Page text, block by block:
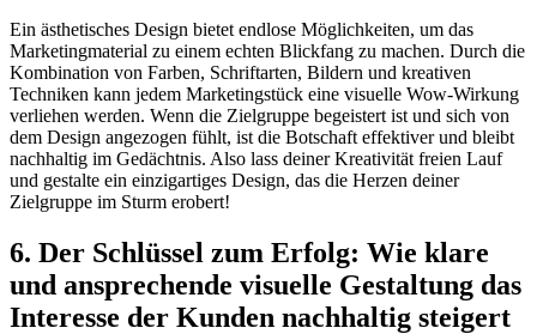
Ein ästhetisches​ Design bietet⁢ endlose Möglichkeiten, um ⁢das ​
Marketingmaterial zu einem‍ echten Blickfang zu ⁢machen. Durch die
Kombination von Farben, Schriftarten,‌ Bildern​ und⁤ kreativen
Techniken kann jedem Marketingstück ⁣eine‍ visuelle Wow-Wirkung⁢
verliehen werden. Wenn⁣ die Zielgruppe begeistert ist ⁣und sich von
dem Design angezogen ⁢fühlt, ist die Botschaft ⁣effektiver und bleibt
nachhaltig im Gedächtnis. ⁤Also lass deiner Kreativität freien ‍Lauf⁣
und⁣ gestalte‍ ein einzigartiges Design, ⁣das die Herzen deiner
Zielgruppe im Sturm erobert!
6. Der Schlüssel zum Erfolg: Wie klare
und​ ansprechende ⁢visuelle Gestaltung das
Interesse der Kunden nachhaltig steigert